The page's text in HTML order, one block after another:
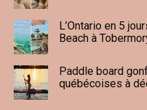
L’Ontario en 5
Beach à
Paddle board
québécoises à